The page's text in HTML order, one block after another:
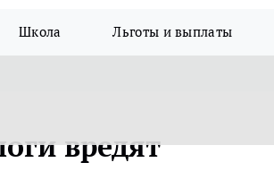
Школа Льготы и выплаты
вредят